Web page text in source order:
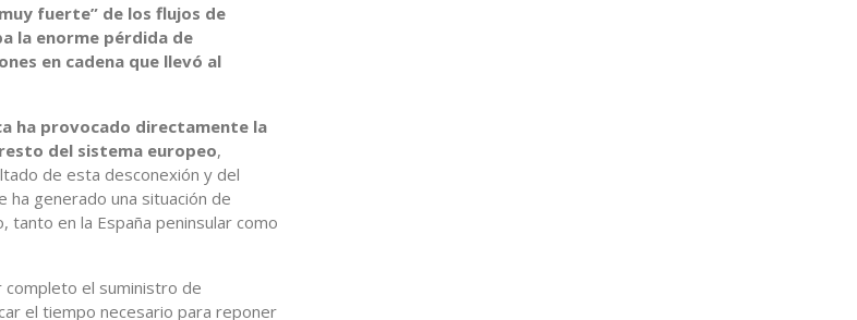
fuerte” de los flujos de
la enorme pérdida de
en cadena que llevó al
ha provocado directamente la
del sistema europeo,
de esta desconexión y del
ha generado una situación de
en la España peninsular como
completo el suministro de
el tiempo necesario para reponer